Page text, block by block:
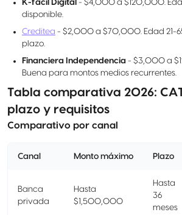
K-fácil Digital - $4,000 a $120,000.
disponible.
Creditea - $2,000 a $70,000. Edad 21-
plazo.
Financiera Independencia - $3,000 a
Buena para montos medios recurrentes.
Tabla comparativa 2026:
plazo y requisitos
Comparativo por canal
Canal Monto máximo Plazo
Banca
privada
Hasta
$1,500,000
Hasta
36
meses